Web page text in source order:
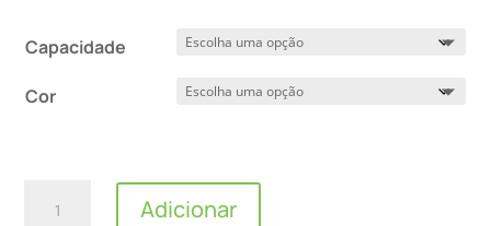
Capacidade
Cor
Quantidade
Adicionar